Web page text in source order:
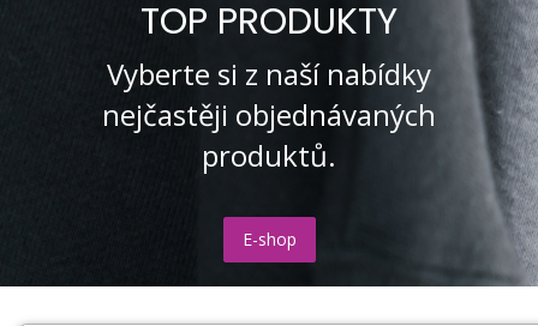
TOP PRODUKTY
Vyberte si z naší nabídky
nejčastěji objednávaných
produktů.
E-shop